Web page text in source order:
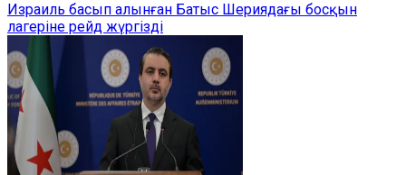
Израиль басып алынған Батыс Шериядағы босқын
лагеріне рейд жүргізді